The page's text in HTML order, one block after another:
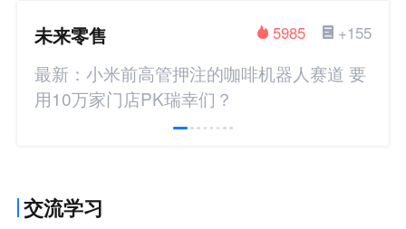
未来零售 +155
5985
最新：小米前高管押注的咖啡机器人赛道 要
用10万家门店PK瑞幸们？
交流学习